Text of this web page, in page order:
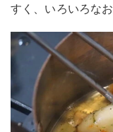
すく、いろいろな